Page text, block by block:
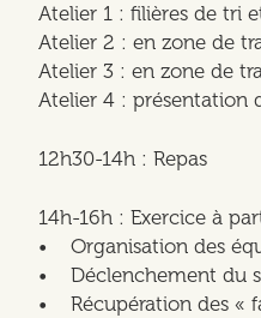
Atelier 1 : filières de tri
Atelier 2 : en zone de
Atelier 3 : en zone de
Atelier 4 : présentation
12h30-14h : Repas
14h-16h : Exercice à
• Organisation des
• Déclenchement du
• Récupération des «